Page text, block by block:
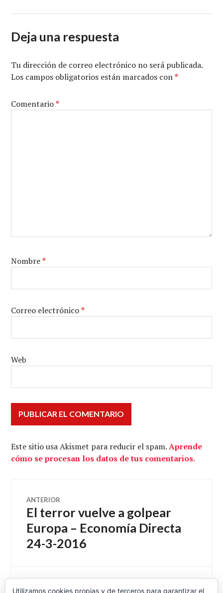
Deja una respuesta
Tu dirección de correo electrónico no será publicada.
Los campos obligatorios están marcados con*
Comentario*
Nombre*
Correo electrónico*
Web
Este sitio usa Akismet para reducir el spam.Aprende
cómo se procesan los datos de tus comentarios.
Navegación
de
entradas
ANTERIOR
Entrada
anterior:
El terror vuelve a golpear
Europa – Economía Directa
24-3-2016
SIGUIENTE
Utilizamos cookies propias y de terceros para garantizar el